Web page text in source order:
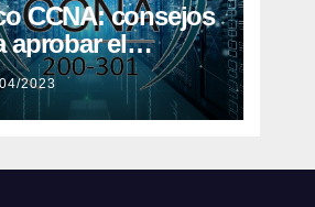
CCNA: consejos
aprobar el
de
2023